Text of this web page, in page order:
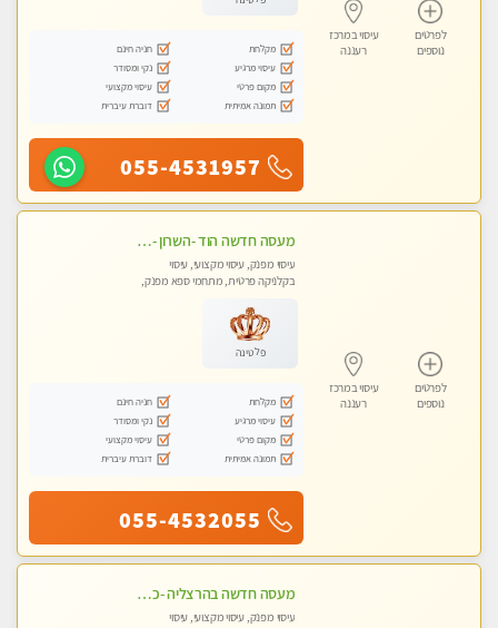
לפרטים
נוספים
עיסוי במרכז
רעננה
מקלחת
חניה חינם
עיסוי מרגיע
נקי ומסודר
מקום פרטי
עיסוי מקצועי
תמונה אמיתית
דוברת עיברית
055-4531957
לפרטים
נוספים
עיסוי במרכז
רעננה
מעסה חדשה הוד -השרון -כל סוגי העיסויים מעסה מקצועית ואיכותית פרטי!!!מומלץ לחלוטין!!
עיסוי מפנק, עיסוי מקצועי, עיסוי
בקלניקה פרטית, מתחמי ספא מפנק,
פלטינה
מקלחת
חניה חינם
עיסוי מרגיע
נקי ומסודר
מקום פרטי
עיסוי מקצועי
תמונה אמיתית
דוברת עיברית
055-4532055
מעסה חדשה בהרצליה -כל סוגי העיסויים מעסה מקצועית ואיכותית פרטי!!!מומלץ לחלוטין!! אירוח ברמה אחרת ...כולל שתיה חמה/קרה + בקבוק מים
עיסוי מפנק, עיסוי מקצועי, עיסוי